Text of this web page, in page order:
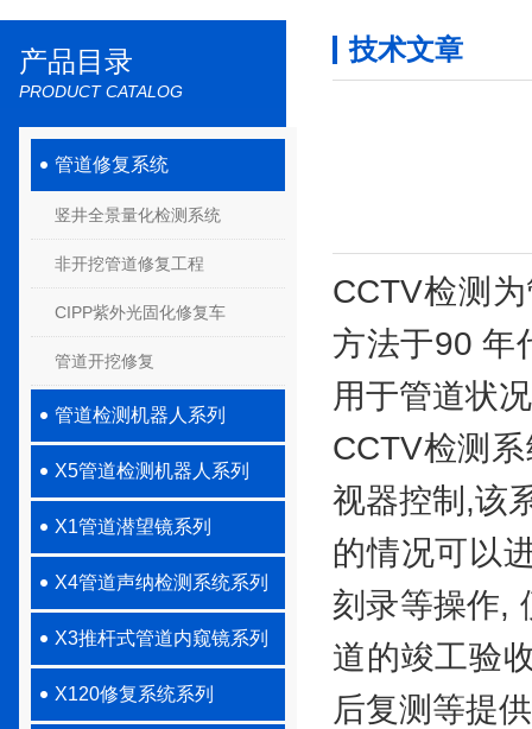
产品目录
PRODUCT CATALOG
管道修复系统
竖井全景量化检测系统
非开挖管道修复工程
CIPP紫外光固化修复车
管道开挖修复
管道检测机器人系列
X5管道检测机器人系列
X1管道潜望镜系列
X4管道声纳检测系统系列
X3推杆式管道内窥镜系列
X120修复系统系列
技术文章
CCTV检测
方法于90 年
用于管道状
CCTV检测
视器控制,该
的情况可以
刻录等操作,
道的竣工验
后复测等提